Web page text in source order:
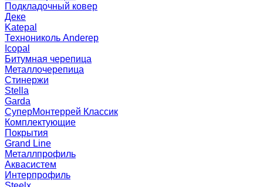
Подкладочный ковер
Деке
Katepal
Технониколь Anderep
Icopal
Битумная черепица
Металлочерепица
Стинержи
Stella
Garda
СуперМонтеррей Классик
Комплектующие
Покрытия
Grand Line
Металлпрофиль
Аквасистем
Интерпрофиль